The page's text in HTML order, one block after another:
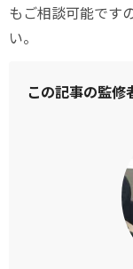
もご相談可能です
い。
この記事の監修